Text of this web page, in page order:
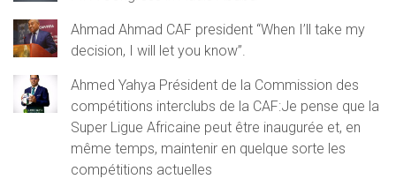
Ahmad Ahmad CAF president “When I’ll take my
decision, I will let you know”.
Ahmed Yahya Président de la Commission des
compétitions interclubs de la CAF:Je pense que la
Super Ligue Africaine peut être inaugurée et, en
même temps, maintenir en quelque sorte les
compétitions actuelles